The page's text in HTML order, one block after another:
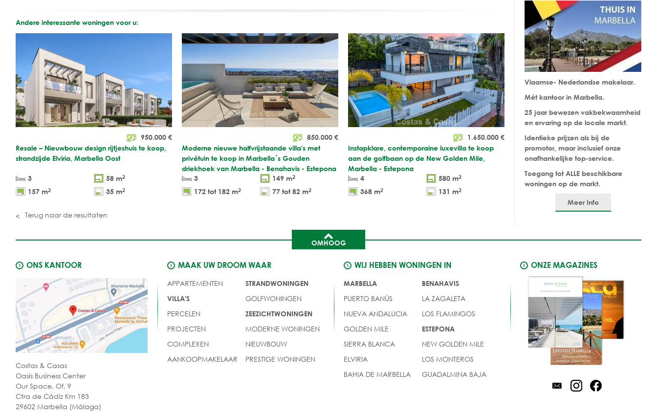
Vlaamse- Nederlandse makelaar.
Mét kantoor in Marbella.
25 jaar bewezen vakbekwaamheid
en ervaring op de locale markt.
Identieke prijzen als bij de
promotor, maar inclusief onze
onafhankelijke top-service.
Toegang tot ALLE beschikbare
woningen op de markt.
Meer Info
Andere interessante woningen voor u:
950.000 €
Resale – Nieuwbouw design rijtjeshuis te koop,
strandzijde Elviria, Marbella Oost
3 58 m2
157 m2 35 m2
850.000 €
Moderne nieuwe halfvrijstaande villa's met
privétuin te koop in Marbella´s Gouden
driekhoek van Marbella - Benahavis - Estepona
3
149 m2
172 tot 182 m2 77 tot 82 m2
1.650.000 €
Instapklare, contemporaine luxevilla te koop
aan de golfbaan op de New Golden Mile,
Marbella - Estepona
4
580 m2
368 m2 131 m2
Terug naar de resultaten
OMHOOG
ONS KANTOOR
Costas & Casas
Oasis Business Center
Our Space, Of. 9
Ctra de Cádiz Km 183
29602 Marbella (Málaga)
MAAK UW DROOM WAAR
APPARTEMENTEN
VILLA'S
PERCELEN
PROJECTEN
COMPLEXEN
AANKOOPMAKELAAR
STRANDWONINGEN
GOLFWONINGEN
ZEEZICHTWONINGEN
MODERNE WONINGEN
NIEUWBOUW
PRESTIGE WONINGEN
WIJ HEBBEN WONINGEN IN
MARBELLA
PUERTO BANÚS
NUEVA ANDALUCIA
GOLDEN MILE
SIERRA BLANCA
ELVIRIA
BAHIA DE MARBELLA
BENAHAVIS
LA ZAGALETA
LOS FLAMINGOS
ESTEPONA
NEW GOLDEN MILE
LOS MONTEROS
GUADALMINA BAJA
ONZE MAGAZINES